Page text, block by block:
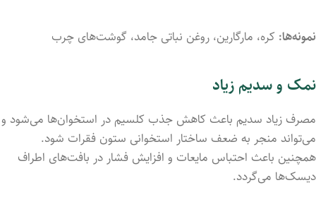
نمونه‌ها: کره، مارگارین، روغن نباتی جامد، گوشت‌های چرب
نمک و سدیم زیاد
مصرف زیاد سدیم باعث کاهش جذب کلسیم در استخوان‌ها می‌شود و
می‌تواند منجر به ضعف ساختار استخوانی ستون فقرات شود.
همچنین باعث احتباس مایعات و افزایش فشار در بافت‌های اطراف
دیسک‌ها می‌گردد.